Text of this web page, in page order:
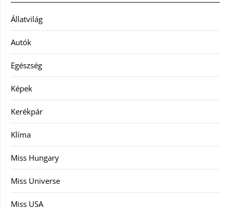
Állatvilág
Autók
Egészség
Képek
Kerékpár
Klíma
Miss Hungary
Miss Universe
Miss USA